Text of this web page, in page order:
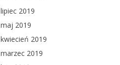
lipiec 2019
maj 2019
kwiecień 2019
marzec 2019